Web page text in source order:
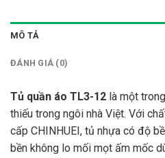
MÔ TẢ
ĐÁNH GIÁ (0)
Tủ quần áo TL3-12 là một
thiếu trong ngôi nhà Việt. Với
cấp CHINHUEI, tủ nhựa có độ
bền không lo mối mọt ấm mốc